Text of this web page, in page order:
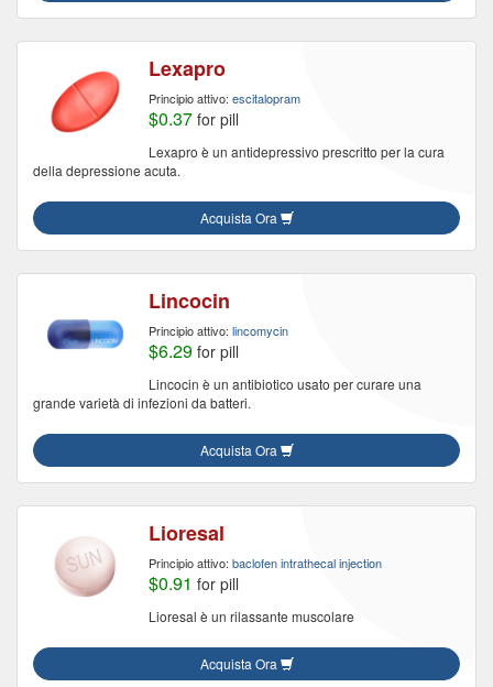
Lexapro
Principio attivo: escitalopram
$0.37 for pill
Lexapro è un antidepressivo prescritto per la cura
della depressione acuta.
Acquista Ora
Lincocin
Principio attivo: lincomycin
$6.29 for pill
Lincocin è un antibiotico usato per curare una
grande varietà di infezioni da batteri.
Acquista Ora
Lioresal
Principio attivo: baclofen intrathecal injection
$0.91 for pill
Lioresal è un rilassante muscolare
Acquista Ora